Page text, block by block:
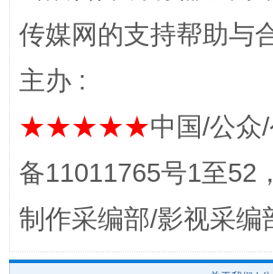
这是一记警钟！
传媒网的支持帮助与
主办 :
★★★★★中国/公众
备11011765号1至52
制作采编部/影视采